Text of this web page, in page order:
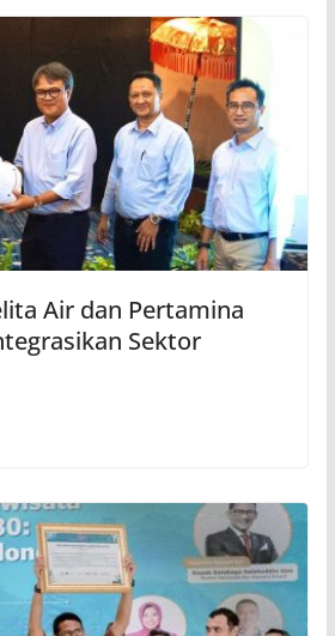
Air dan Pertamina
Sektor